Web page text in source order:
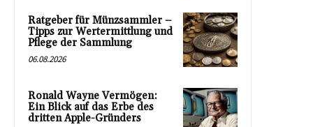
Ratgeber für Münzsammler –
Tipps zur Wertermittlung und
Pflege der Sammlung
06.08.2026
Ronald Wayne Vermögen:
Ein Blick auf das Erbe des
dritten Apple-Gründers